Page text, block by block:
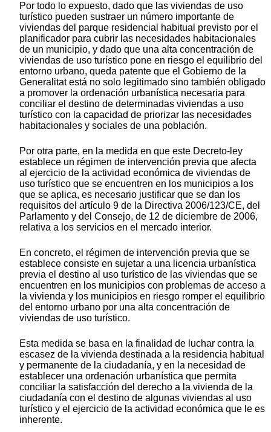
Por todo lo expuesto, dado que las viviendas de uso
turístico pueden sustraer un número importante de
viviendas del parque residencial habitual previsto por el
planificador para cubrir las necesidades habitacionales
de un municipio, y dado que una alta concentración de
viviendas de uso turístico pone en riesgo el equilibrio del
entorno urbano, queda patente que el Gobierno de la
Generalitat está no solo legitimado sino también obligado
a promover la ordenación urbanística necesaria para
conciliar el destino de determinadas viviendas a uso
turístico con la capacidad de priorizar las necesidades
habitacionales y sociales de una población.
Por otra parte, en la medida en que este Decreto-ley
establece un régimen de intervención previa que afecta
al ejercicio de la actividad económica de viviendas de
uso turístico que se encuentren en los municipios a los
que se aplica, es necesario justificar que se dan los
requisitos del artículo 9 de la Directiva 2006/123/CE, del
Parlamento y del Consejo, de 12 de diciembre de 2006,
relativa a los servicios en el mercado interior.
En concreto, el régimen de intervención previa que se
establece consiste en sujetar a una licencia urbanística
previa el destino al uso turístico de las viviendas que se
encuentren en los municipios con problemas de acceso a
la vivienda y los municipios en riesgo romper el equilibrio
del entorno urbano por una alta concentración de
viviendas de uso turístico.
Esta medida se basa en la finalidad de luchar contra la
escasez de la vivienda destinada a la residencia habitual
y permanente de la ciudadanía, y en la necesidad de
establecer una ordenación urbanística que permita
conciliar la satisfacción del derecho a la vivienda de la
ciudadanía con el destino de algunas viviendas al uso
turístico y el ejercicio de la actividad económica que le es
inherente.